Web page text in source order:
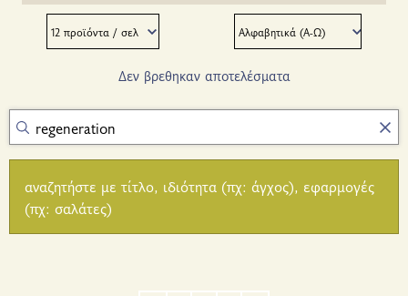
Δεν βρεθηκαν αποτελέσματα
αναζητήστε με τίτλο, ιδιότητα (πχ: άγχος), εφαρμογές
(πχ: σαλάτες)